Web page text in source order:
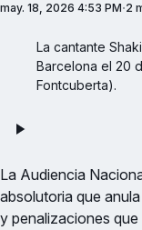
may. 18, 2026 4:53 PM 2
La cantante
Barcelona el 20
Fontcuberta).
La Audiencia
absolutoria que
y penalizaciones